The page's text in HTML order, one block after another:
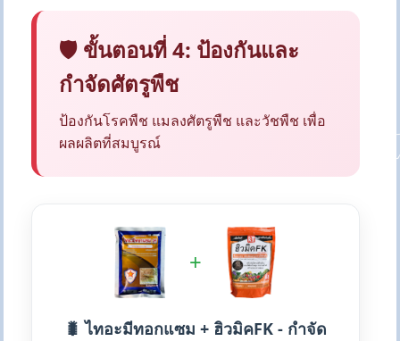
🛡️ ขั้นตอนที่ 4: ป้องกันและ
กำจัดศัตรูพืช
ป้องกันโรคพืช แมลงศัตรูพืช และวัชพืช เพื่อ
ผลผลิตที่สมบูรณ์
+
🐛 ไทอะมีทอกแซม + ฮิวมิคFK - กำจัด